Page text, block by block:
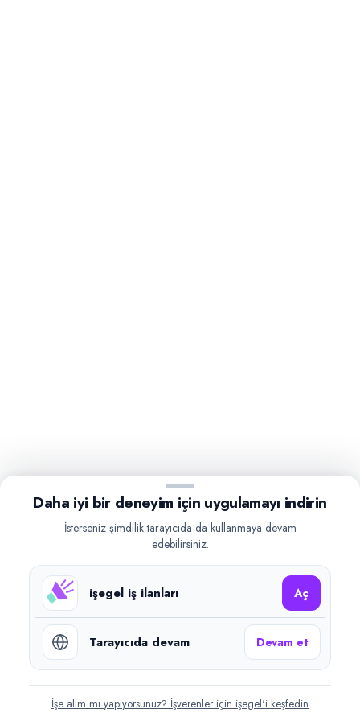
Daha iyi bir deneyim için uygulamayı indirin
İsterseniz şimdilik tarayıcıda da kullanmaya devam
edebilirsiniz.
işegel iş ilanları Aç
Tarayıcıda devam Devam et
İşe alım mı yapıyorsunuz? İşverenler için işegel'i keşfedin